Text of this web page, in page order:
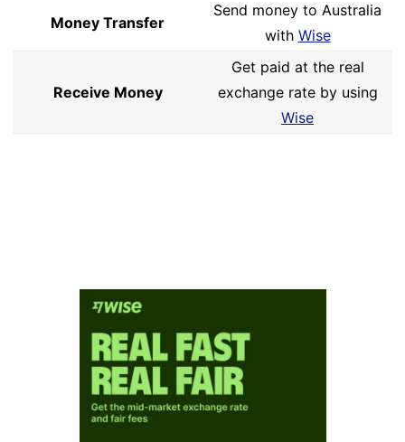
Money Transfer
Send money to Australia
with Wise
Receive Money
Get paid at the real
exchange rate by using
Wise